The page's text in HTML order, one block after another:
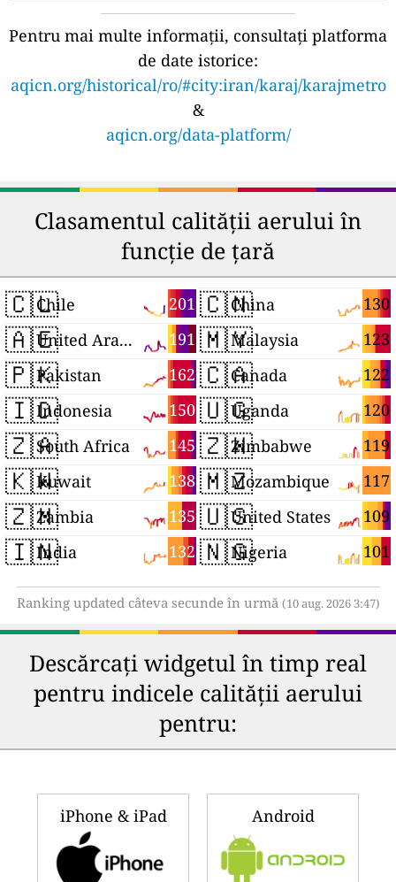
Pentru mai multe informații, consultați platforma
de date istorice:
aqicn.org/historical/ro/#city:iran/karaj/karajmetro
&
aqicn.org/data-platform/
Clasamentul calității aerului în
funcție de țară
🇨🇱 201
Chile
🇦🇪 191
United Arab Emirates
🇵🇰 162
Pakistan
🇮🇩 150
Indonesia
🇿🇦 145
South Africa
🇰🇼 138
Kuwait
🇿🇲 135
Zambia
🇮🇳 132
India
🇨🇳 130
China
🇲🇾 123
Malaysia
🇨🇦 122
Canada
🇺🇬 120
Uganda
🇿🇼 119
Zimbabwe
🇲🇿 117
Mozambique
🇺🇸 109
United States
🇳🇬 101
Nigeria
Ranking updated câteva secunde în urmă (10 aug. 2026 3:47)
Descărcați widgetul în timp real
pentru indicele calității aerului
pentru:
iPhone & iPad Android